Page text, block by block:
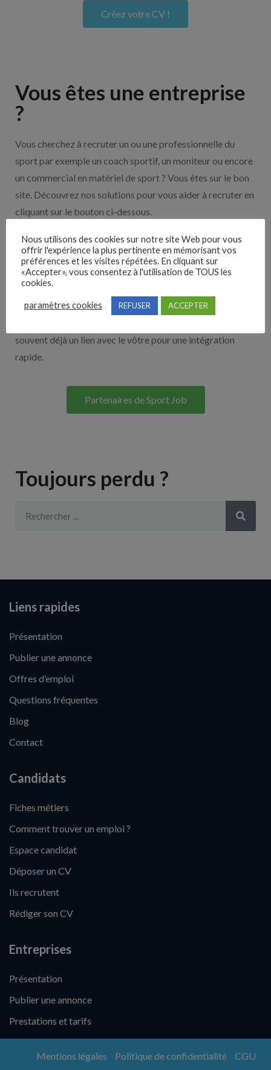
Créez votre CV !
Vous êtes une entreprise
?
Vous cherchez à recruter un ou une professionnelle du
sport par exemple un coach sportif, un moniteur ou encore
un commercial en matériel de sport ? Vous êtes sur le bon
site. Découvrez nos solutions pour vous aider à recruter en
cliquant sur le bouton ci-dessous.
Nos solutions entreprises
Découvrez nos partenaires ! Moteurs de recherches,
multidiffuseurs, sites payant… nombreux sont nos
souvent déjà un lien avec le vôtre pour une intégration
rapide.
Partenaires de Sport Job
Toujours perdu ?
Liens rapides
Présentation
Publier une annonce
Offres d’emploi
Questions fréquentes
Blog
Contact
Candidats
Fiches métiers
Comment trouver un emploi ?
Espace candidat
Déposer un CV
Ils recrutent
Rédiger son CV
Entreprises
Présentation
Publier une annonce
Prestations et tarifs
Mentions légales Politique de confidentialité
CGU
Nous utilisons des cookies sur notre site Web pour vous
offrir l'expérience la plus pertinente en mémorisant vos
préférences et les visites répétées. En cliquant sur
«Accepter», vous consentez à l'utilisation de TOUS les
cookies.
paramètres cookies REFUSER ACCEPTER